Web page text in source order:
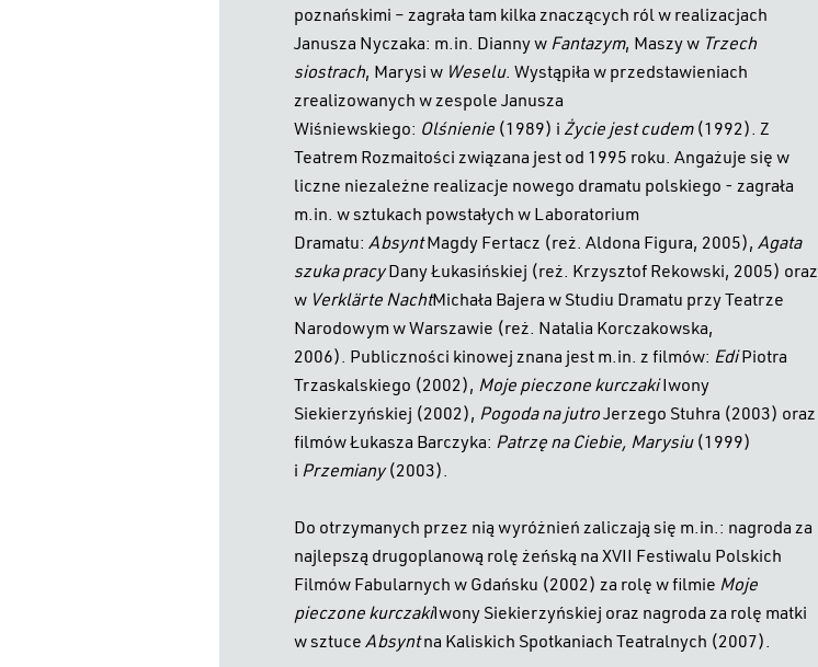
poznańskimi – zagrała tam kilka znaczących ról w realizacjach
Janusza Nyczaka: m.in. Dianny w Fantazym, Maszy w Trzech
siostrach, Marysi w Weselu. Wystąpiła w przedstawieniach
zrealizowanych w zespole Janusza
Wiśniewskiego: Olśnienie (1989) i Życie jest cudem(1992). Z
Teatrem Rozmaitości związana jest od 1995 roku. Angażuje się w
liczne niezależne realizacje nowego dramatu polskiego - zagrała
m.in. w sztukach powstałych w Laboratorium
Dramatu: AbsyntMagdy Fertacz (reż. Aldona Figura, 2005), Agata
szuka pracyDany Łukasińskiej (reż. Krzysztof Rekowski, 2005) oraz
w Verklärte NachtMichała Bajera w Studiu Dramatu przy Teatrze
Narodowym w Warszawie (reż. Natalia Korczakowska,
2006). Publiczności kinowej znana jest m.in. z filmów: EdiPiotra
Trzaskalskiego (2002), Moje pieczone kurczakiIwony
Siekierzyńskiej (2002), Pogoda na jutroJerzego Stuhra (2003) oraz
filmów Łukasza Barczyka: Patrzę na Ciebie, Marysiu(1999)
i Przemiany(2003).
Do otrzymanych przez nią wyróżnień zaliczają się m.in.: nagroda za
najlepszą drugoplanową rolę żeńską na XVII Festiwalu Polskich
Filmów Fabularnych w Gdańsku (2002) za rolę w filmie Moje
pieczone kurczakiIwony Siekierzyńskiej oraz nagroda za rolę matki
w sztuceAbsyntna Kaliskich Spotkaniach Teatralnych (2007).